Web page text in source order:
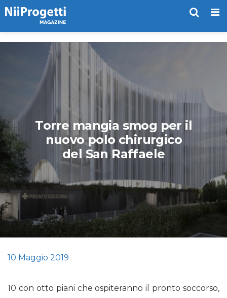
Torre mangia smog per il
nuovo polo chirurgico
del San Raffaele
10 Maggio 2019
10 con otto piani che ospiteranno il pronto soccorso,